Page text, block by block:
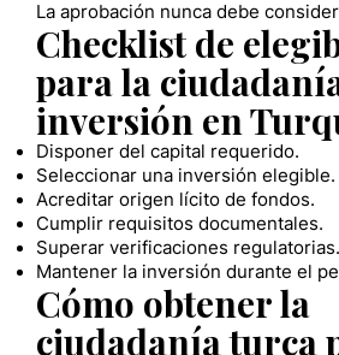
La aprobación nunca debe
Checklist de
para la
inversión en
Disponer del capital requerido.
Seleccionar una inversión elegible.
Acreditar origen lícito de fondos.
Cumplir requisitos documentales.
Superar verificaciones regulatorias.
Mantener la inversión durante el
Cómo obtener la
ciudadanía turca